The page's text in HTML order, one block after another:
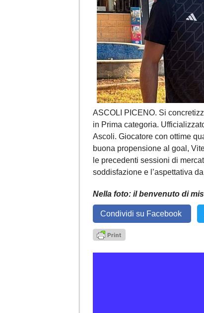
ASCOLI PICENO. Si
in Prima categoria.
Ascoli. Giocatore con ottime
buona propensione al goal,
le precedenti sessioni di
soddisfazione e l’aspettativa
Nella foto: il benvenuto di
Condividi su Facebook